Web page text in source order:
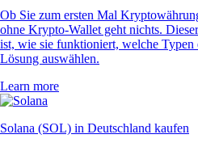
Ob Sie zum ersten Mal
ohne Krypto-Wallet geht nichts.
ist, wie sie funktioniert, welche Typen
Lösung auswählen.
Learn more
Solana (SOL) in Deutschland kaufen